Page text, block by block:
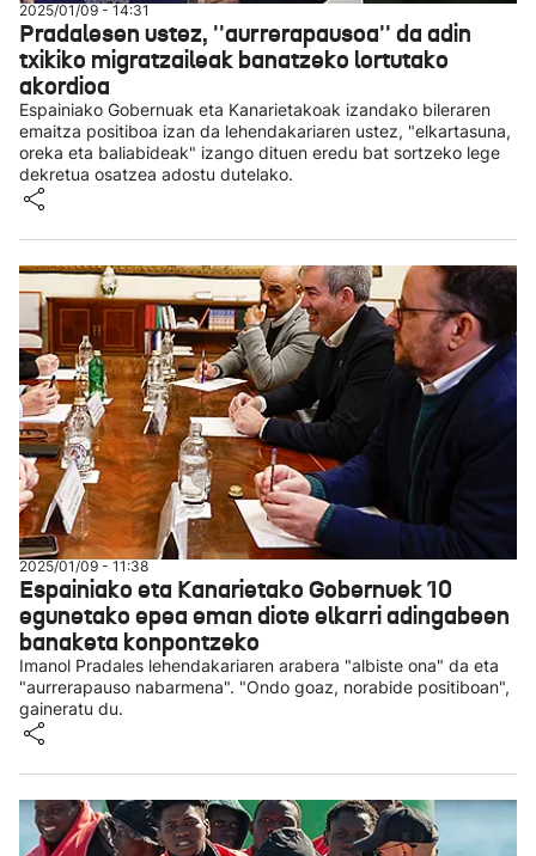
2025/01/09 - 14:31
Pradalesen ustez, ''aurrerapausoa'' da adin
txikiko migratzaileak banatzeko lortutako
akordioa
Espainiako Gobernuak eta Kanarietakoak izandako bileraren
emaitza positiboa izan da lehendakariaren ustez, "elkartasuna,
oreka eta baliabideak" izango dituen eredu bat sortzeko lege
dekretua osatzea adostu dutelako.
2025/01/09 - 11:38
Espainiako eta Kanarietako Gobernuek 10
egunetako epea eman diote elkarri adingabeen
banaketa konpontzeko
Imanol Pradales lehendakariaren arabera "albiste ona" da eta
"aurrerapauso nabarmena". "Ondo goaz, norabide positiboan",
gaineratu du.